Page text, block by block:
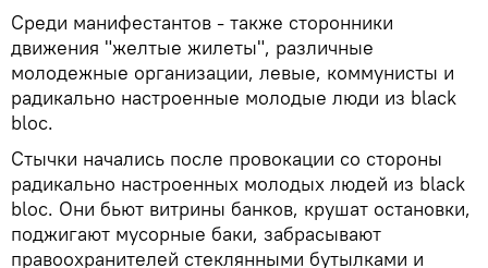
Среди манифестантов - также сторонники
движения "желтые жилеты", различные
молодежные организации, левые, коммунисты и
радикально настроенные молодые люди из black
bloc.
Стычки начались после провокации со стороны
радикально настроенных молодых людей из black
bloc. Они бьют витрины банков, крушат остановки,
поджигают мусорные баки, забрасывают
правоохранителей стеклянными бутылками и